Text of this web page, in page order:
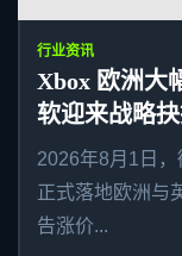
行业资讯
Xbox 欧洲大
软迎来战略
2026年8月1日
正式落地欧洲与
告涨价...